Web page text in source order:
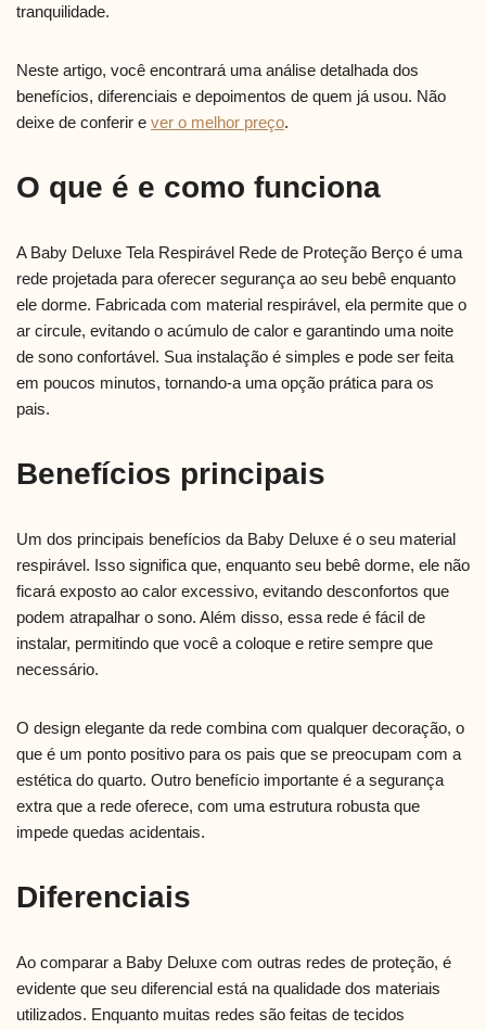
tranquilidade.
Neste artigo, você encontrará uma análise detalhada dos
benefícios, diferenciais e depoimentos de quem já usou. Não
deixe de conferir e ver o melhor preço.
O que é e como funciona
A Baby Deluxe Tela Respirável Rede de Proteção Berço é uma
rede projetada para oferecer segurança ao seu bebê enquanto
ele dorme. Fabricada com material respirável, ela permite que o
ar circule, evitando o acúmulo de calor e garantindo uma noite
de sono confortável. Sua instalação é simples e pode ser feita
em poucos minutos, tornando-a uma opção prática para os
pais.
Benefícios principais
Um dos principais benefícios da Baby Deluxe é o seu material
respirável. Isso significa que, enquanto seu bebê dorme, ele não
ficará exposto ao calor excessivo, evitando desconfortos que
podem atrapalhar o sono. Além disso, essa rede é fácil de
instalar, permitindo que você a coloque e retire sempre que
necessário.
O design elegante da rede combina com qualquer decoração, o
que é um ponto positivo para os pais que se preocupam com a
estética do quarto. Outro benefício importante é a segurança
extra que a rede oferece, com uma estrutura robusta que
impede quedas acidentais.
Diferenciais
Ao comparar a Baby Deluxe com outras redes de proteção, é
evidente que seu diferencial está na qualidade dos materiais
utilizados. Enquanto muitas redes são feitas de tecidos